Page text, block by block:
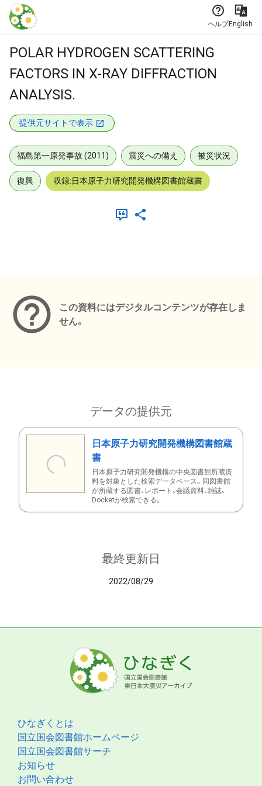
本文に飛ぶ
ヘルプEnglish
POLAR HYDROGEN SCATTERING
FACTORS IN X-RAY DIFFRACTION
ANALYSIS.
提供元サイトで表示
福島第一原発事故 (2011) 震災への備え 被災状況
復興 収録:日本原子力研究開発機構図書館蔵書
この資料にはデジタルコンテンツが存在しま
せん。
データの提供元
日本原子力研究開発機構図書館蔵
書
日本原子力研究開発機構の中央図書館所蔵資
料を対象とした検索データベース。同図書館
が所蔵する図書、レポート、会議資料、雑誌、
Docketが検索できる。
最終更新日
2022/08/29
ひなぎくとは
国立国会図書館ホームページ
国立国会図書館サーチ
お知らせ
お問い合わせ